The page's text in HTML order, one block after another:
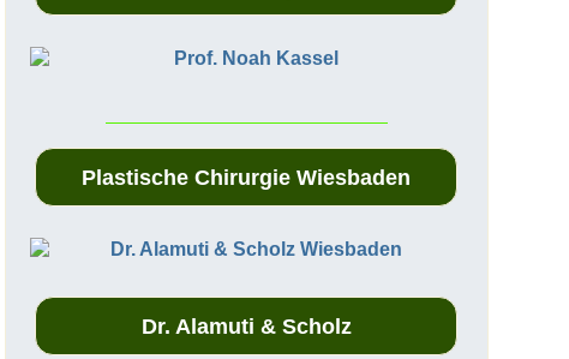
Plastische Chirurgie Wiesbaden
Dr. Alamuti & Scholz